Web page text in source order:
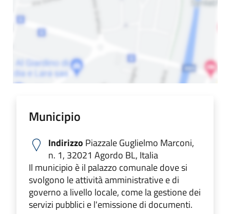
Municipio
Indirizzo Piazzale Guglielmo Marconi,
n. 1, 32021 Agordo BL, Italia
Il municipio è il palazzo comunale dove si
svolgono le attività amministrative e di
governo a livello locale, come la gestione dei
servizi pubblici e l'emissione di documenti.